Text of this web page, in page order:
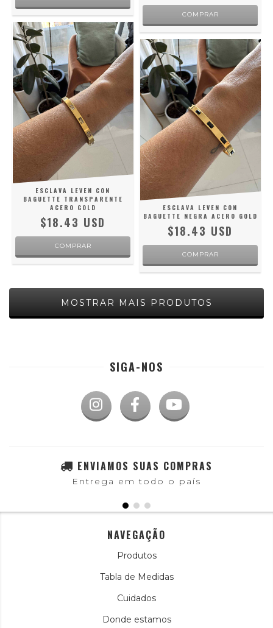
ESCLAVA LEVEN CON
BAGUETTE TRANSPARENTE
ACERO GOLD
$18.43 USD
ESCLAVA LEVEN CON
BAGUETTE NEGRA ACERO GOLD
$18.43 USD
MOSTRAR MAIS PRODUTOS
SIGA-NOS
ENVIAMOS SUAS COMPRAS
Entrega em todo o país
NAVEGAÇÃO
Produtos
Tabla de Medidas
Cuidados
Donde estamos